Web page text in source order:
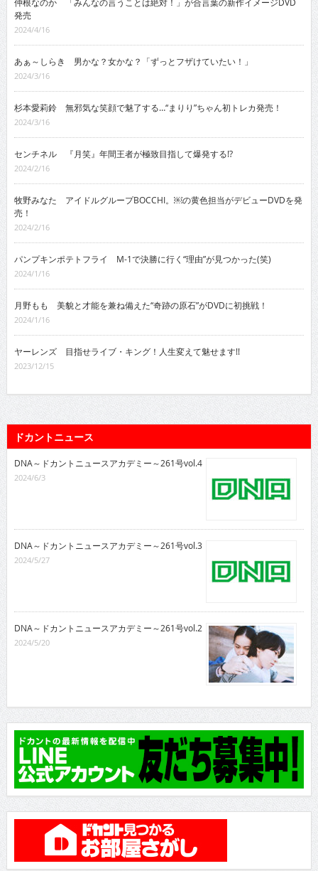
発売
2024/4/16
あぁ～しらき 男かな？女かな？「ずっとフザけていたい！」
2024/3/16
杉本愛莉鈴 無邪気な笑顔で魅了する…“まりり”ちゃん初トレカ発売！
2024/3/16
センチネル 『月笑』年間王者が極致目指して爆発する!?
2024/2/16
牧野みなた アイドルグループBOCCHI。￼の黄色担当がデビューDVDを発
売！
2024/2/16
パンプキンポテトフライ M-1で決勝に行く“理由”が見つかった(笑)
2024/1/16
月野もも 美貌と才能を兼ね備えた“奇跡の原石”がDVDに初挑戦！
2024/1/16
ヤーレンズ 目指せライブ・キング！人生変えて魅せます!!
2023/12/15
ドカントニュース
DNA～ドカントニュースアカデミー～261号vol.4
2024/6/3
DNA～ドカントニュースアカデミー～261号vol.3
2024/5/27
DNA～ドカントニュースアカデミー～261号vol.2
2024/5/20